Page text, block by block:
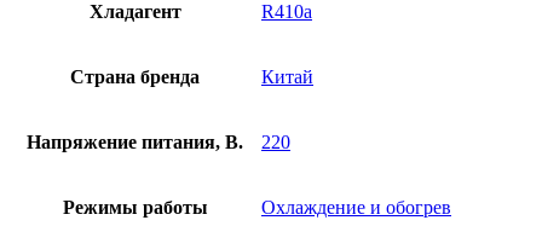
Хладагент R410a
Страна бренда Китай
Напряжение питания, В. 220
Режимы работы Охлаждение и обогрев